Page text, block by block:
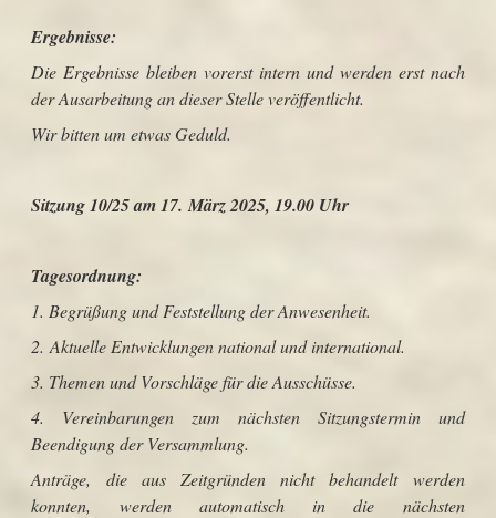
Ergebnisse:
Die Ergebnisse bleiben vorerst intern und werden erst nach
der Ausarbeitung an dieser Stelle veröffentlicht.
Wir bitten um etwas Geduld.
Sitzung 10/25 am 17. März 2025, 19.00 Uhr
Tagesordnung:
1. Begrüßung und Feststellung der Anwesenheit.
2. Aktuelle Entwicklungen national und international.
3. Themen und Vorschläge für die Ausschüsse.
4. Vereinbarungen zum nächsten Sitzungstermin und
Beendigung der Versammlung.
Anträge, die aus Zeitgründen nicht behandelt werden
konnten, werden automatisch in die nächsten